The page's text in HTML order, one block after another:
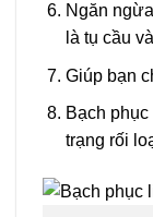
Ngăn
là tụ cầu
Giúp bạn
Bạch
trạng rối